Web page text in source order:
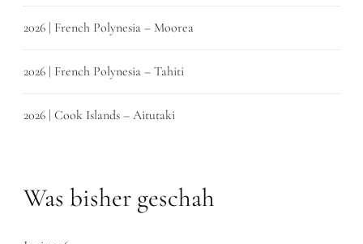
2026 | French Polynesia – Moorea
2026 | French Polynesia – Tahiti
2026 | Cook Islands – Aitutaki
Was bisher geschah